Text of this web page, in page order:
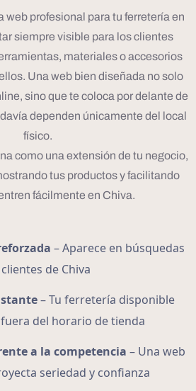
web profesional para tu ferretería en
siempre visible para los clientes
materiales o accesorios
Una web bien diseñada no solo
sino que te coloca por delante de
dependen únicamente del local
físico.
como una extensión de tu negocio,
tus productos y facilitando
fácilmente en Chiva.
– Aparece en búsquedas
de Chiva
– Tu ferretería disponible
del horario de tienda
a la competencia – Una web
seriedad y confianza